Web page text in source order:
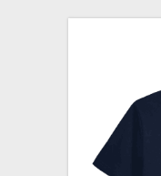
XZONE CLUB